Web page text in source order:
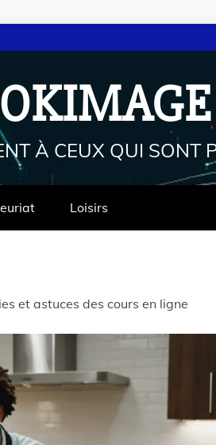
À CEUX QUI SONT
Loisirs
et astuces des cours en ligne